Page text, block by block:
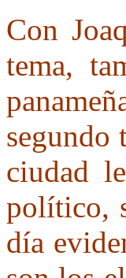
Con
tema,
segundo
ciudad
político,
día